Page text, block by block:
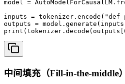
model =
inputs =
outputs =
中间填充（Fill-in-the-middle）